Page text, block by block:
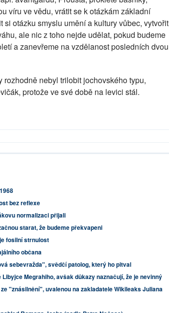
víru ve vědu, vrátit se k otázkám základní
otázku smyslu umění a kultury vůbec, vytvořit
ale nic z toho nejde udělat, pokud budeme
a zanevřeme na vzdělanost posledních dvou
nebyl trilobit jochovského typu,
protože ve své době na levici stál.
bez reflexe
normalizaci přijali
starat, že budeme překvapeni
fosilní strnulost
občana
sebevražda", svědčí patolog, který ho pitval
Megrahiho, avšak důkazy naznačují, že je nevinný
"znásilnění", uvalenou na zakladatele Wikileaks Juliana